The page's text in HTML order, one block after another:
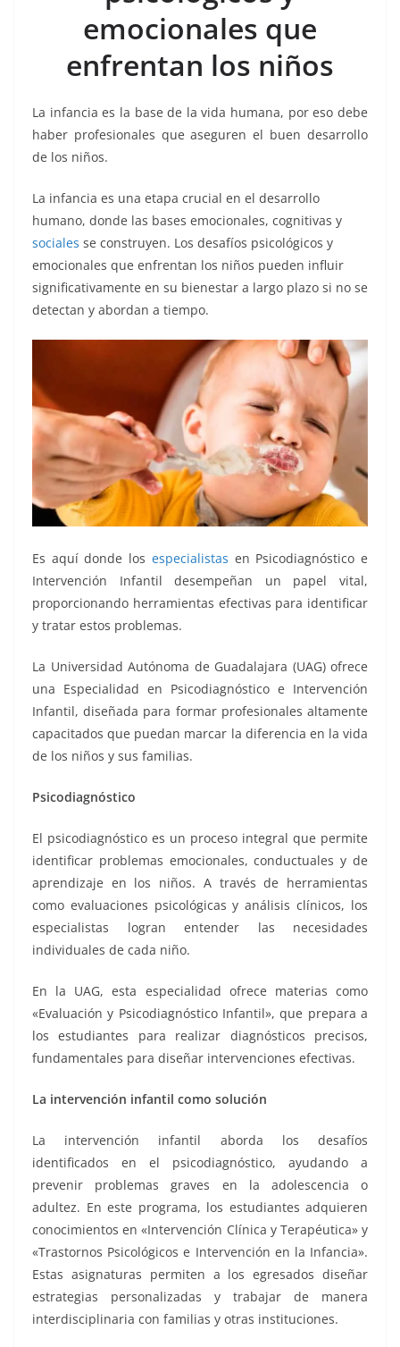
k
p k
emocionales que
enfrentan los niños
La infancia es la base de la vida humana, por eso debe
haber profesionales que aseguren el buen desarrollo
de los niños.
La infancia es una etapa crucial en el desarrollo
humano, donde las bases emocionales, cognitivas y
sociales se construyen. Los desafíos psicológicos y
emocionales que enfrentan los niños pueden influir
significativamente en su bienestar a largo plazo si no se
detectan y abordan a tiempo.
Es aquí donde los especialistas en Psicodiagnóstico e
Intervención Infantil desempeñan un papel vital,
proporcionando herramientas efectivas para identificar
y tratar estos problemas.
La Universidad Autónoma de Guadalajara (UAG) ofrece
una Especialidad en Psicodiagnóstico e Intervención
Infantil, diseñada para formar profesionales altamente
capacitados que puedan marcar la diferencia en la vida
de los niños y sus familias​​.
Psicodiagnóstico
El psicodiagnóstico es un proceso integral que permite
identificar problemas emocionales, conductuales y de
aprendizaje en los niños. A través de herramientas
como evaluaciones psicológicas y análisis clínicos, los
especialistas logran entender las necesidades
individuales de cada niño.
En la UAG, esta especialidad ofrece materias como
«Evaluación y Psicodiagnóstico Infantil», que prepara a
los estudiantes para realizar diagnósticos precisos,
fundamentales para diseñar intervenciones efectivas​​.
La intervención infantil como solución
La intervención infantil aborda los desafíos
identificados en el psicodiagnóstico, ayudando a
prevenir problemas graves en la adolescencia o
adultez. En este programa, los estudiantes adquieren
conocimientos en «Intervención Clínica y Terapéutica» y
«Trastornos Psicológicos e Intervención en la Infancia».
Estas asignaturas permiten a los egresados diseñar
estrategias personalizadas y trabajar de manera
interdisciplinaria con familias y otras instituciones​.